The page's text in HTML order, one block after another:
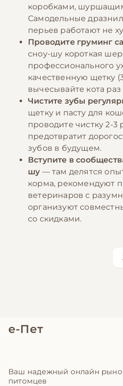
коробками,
Самодельные
перьев работают не
Проводите груминг
сноу-шу короткая
профессионального
качественную щетку
вычесывайте кота
Чистите зубы
щетку и пасту для
проводите чистку 2-3
предотвратит
зубов в будущем.
Вступите в
шу— там делятся
корма, рекомендуют
ветеринаров с
организуют
со скидками.
е-Пет
Ваш надежный онлайн
питомцев